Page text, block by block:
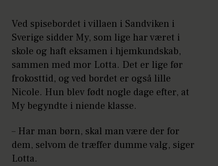
Ved spisebordet i villaen i Sandviken i
Sverige sidder My, som lige har været i
skole og haft eksamen i hjemkundskab,
sammen med mor Lotta. Det er lige før
frokosttid, og ved bordet er også lille
Nicole. Hun blev født nogle dage efter, at
My begyndte i niende klasse.
– Har man børn, skal man være der for
dem, selvom de træffer dumme valg, siger
Lotta.